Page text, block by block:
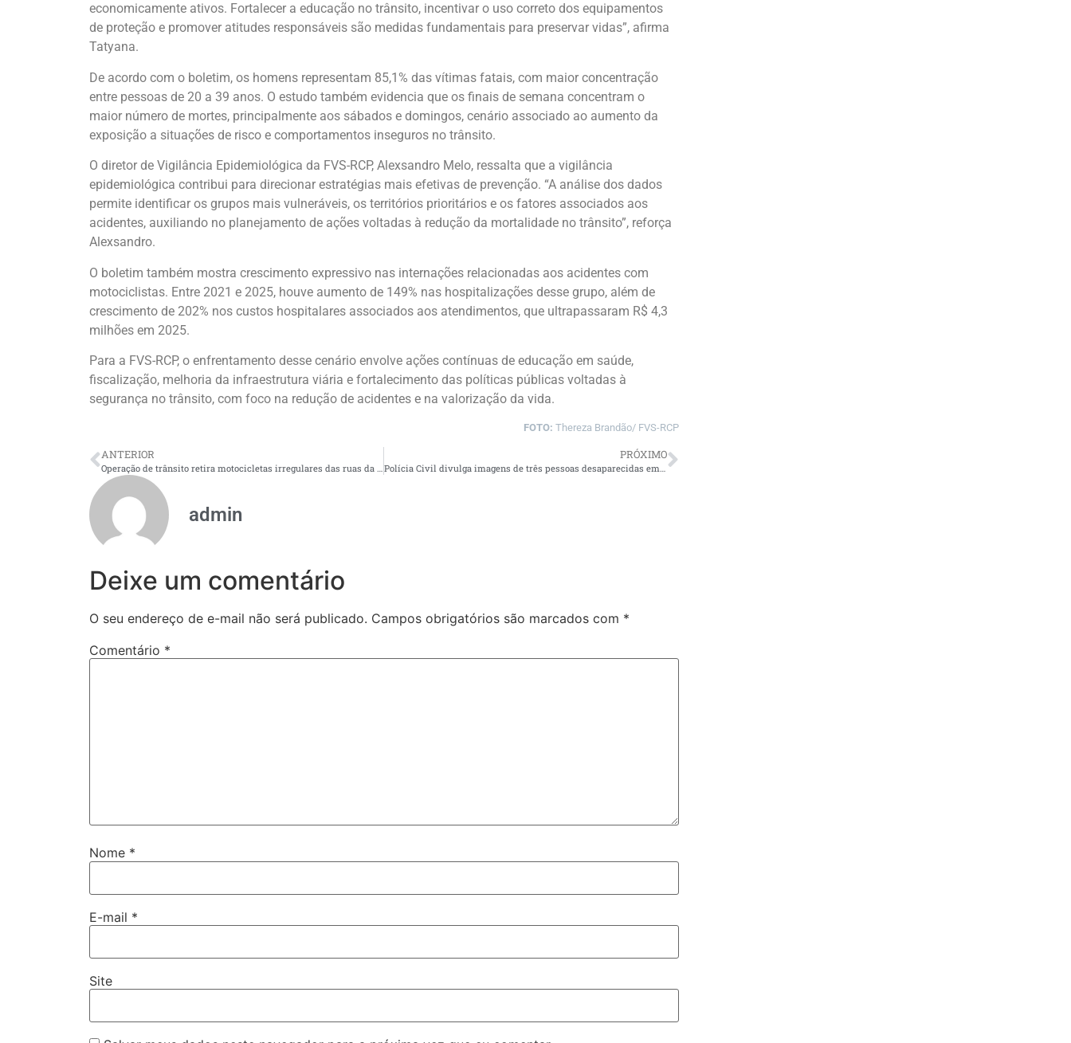
economicamente ativos. Fortalecer a educação no trânsito, incentivar o uso correto dos equipamentos
de proteção e promover atitudes responsáveis são medidas fundamentais para preservar vidas”, afirma
Tatyana.
De acordo com o boletim, os homens representam 85,1% das vítimas fatais, com maior concentração
entre pessoas de 20 a 39 anos. O estudo também evidencia que os finais de semana concentram o
maior número de mortes, principalmente aos sábados e domingos, cenário associado ao aumento da
exposição a situações de risco e comportamentos inseguros no trânsito.
O diretor de Vigilância Epidemiológica da FVS-RCP, Alexsandro Melo, ressalta que a vigilância
epidemiológica contribui para direcionar estratégias mais efetivas de prevenção. “A análise dos dados
permite identificar os grupos mais vulneráveis, os territórios prioritários e os fatores associados aos
acidentes, auxiliando no planejamento de ações voltadas à redução da mortalidade no trânsito”, reforça
Alexsandro.
O boletim também mostra crescimento expressivo nas internações relacionadas aos acidentes com
motociclistas. Entre 2021 e 2025, houve aumento de 149% nas hospitalizações desse grupo, além de
crescimento de 202% nos custos hospitalares associados aos atendimentos, que ultrapassaram R$ 4,3
milhões em 2025.
Para a FVS-RCP, o enfrentamento desse cenário envolve ações contínuas de educação em saúde,
fiscalização, melhoria da infraestrutura viária e fortalecimento das políticas públicas voltadas à
segurança no trânsito, com foco na redução de acidentes e na valorização da vida.
FOTO: Thereza Brandão/ FVS-RCP
ANTERIOR PRÓXIMO
admin
Deixe um comentário
O seu endereço de e-mail não será publicado. Campos obrigatórios são marcados com *
Comentário *
Nome *
E-mail *
Site